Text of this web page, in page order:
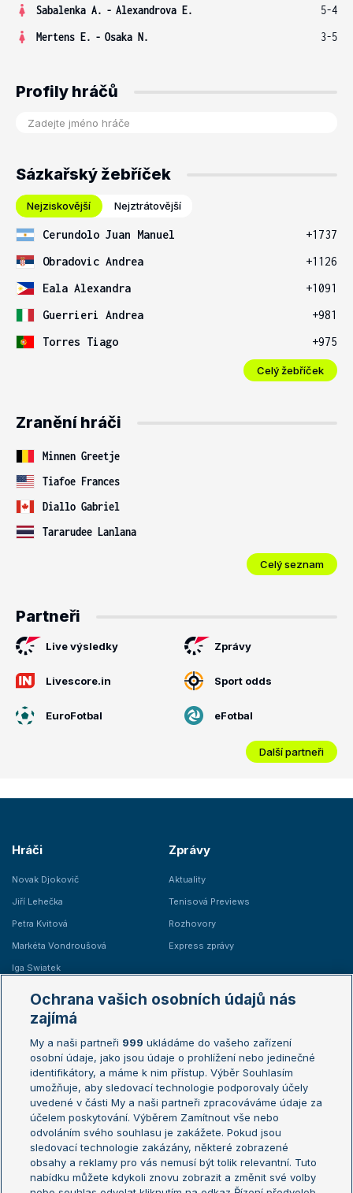
Sabalenka A. - Alexandrova E.
5-4
Mertens E. - Osaka N. 3-5
Profily hráčů
Sázkařský žebříček
Nejziskovější Nejztrátovější
Cerundolo Juan Manuel
+1737
Obradovic Andrea
+1126
Eala Alexandra
+1091
Guerrieri Andrea
+981
Torres Tiago
+975
Celý žebříček
Zranění hráči
Minnen Greetje
Tiafoe Frances
Diallo Gabriel
Tararudee Lanlana
Celý seznam
Partneři
Live výsledky Zprávy
Livescore.in Sport odds
EuroFotbal eFotbal
Další partneři
Hráči
Novak Djokovič
Jiří Lehečka
Petra Kvitová
Markéta Vondroušová
Iga Swiatek
Zprávy
Aktuality
Tenisová Previews
Rozhovory
Express zprávy
Žebříčky
Žebříček ATP (muži)
Žebříček WTA (ženy)
Sázkařský žebříček
Australian Open
French Open
Wimbledon
US Open
Turnaj mistrů
Turnaj mistryň
Aktualní trendy
Ochrana vašich osobních údajů nás
zajímá
My a naši partneři 999 ukládáme do vašeho zařízení
osobní údaje, jako jsou údaje o prohlížení nebo jedinečné
identifikátory, a máme k nim přístup. Výběr Souhlasím
umožňuje, aby sledovací technologie podporovaly účely
uvedené v části My a naši partneři zpracováváme údaje za
účelem poskytování. Výběrem Zamítnout vše nebo
odvoláním svého souhlasu je zakážete. Pokud jsou
sledovací technologie zakázány, některé zobrazené
obsahy a reklamy pro vás nemusí být tolik relevantní. Tuto
nabídku můžete kdykoli znovu zobrazit a změnit své volby